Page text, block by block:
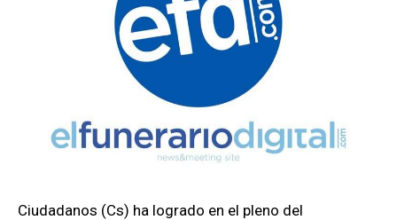
Ciudadanos (Cs) ha logrado en el pleno del